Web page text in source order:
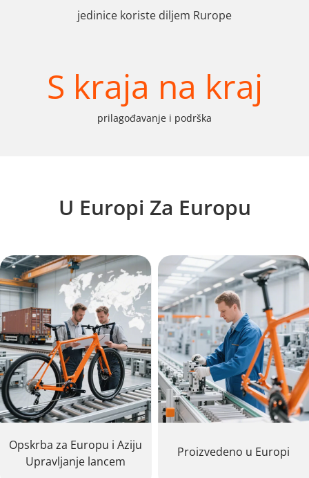
jedinice koriste diljem Rurope
S kraja na kraj
prilagođavanje i podrška
U Europi Za Europu
Opskrba za Europu i Aziju
Upravljanje lancem
Proizvedeno u Europi